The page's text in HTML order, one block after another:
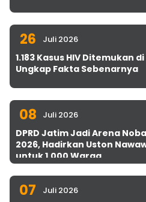
26 Juli 2026
1.183 Kasus HIV Ditemukan
Ungkap Fakta Sebenarnya
08 Juli 2026
DPRD Jatim Jadi Arena
2026, Hadirkan Uston
untuk 1.000 Warga
07 Juli 2026